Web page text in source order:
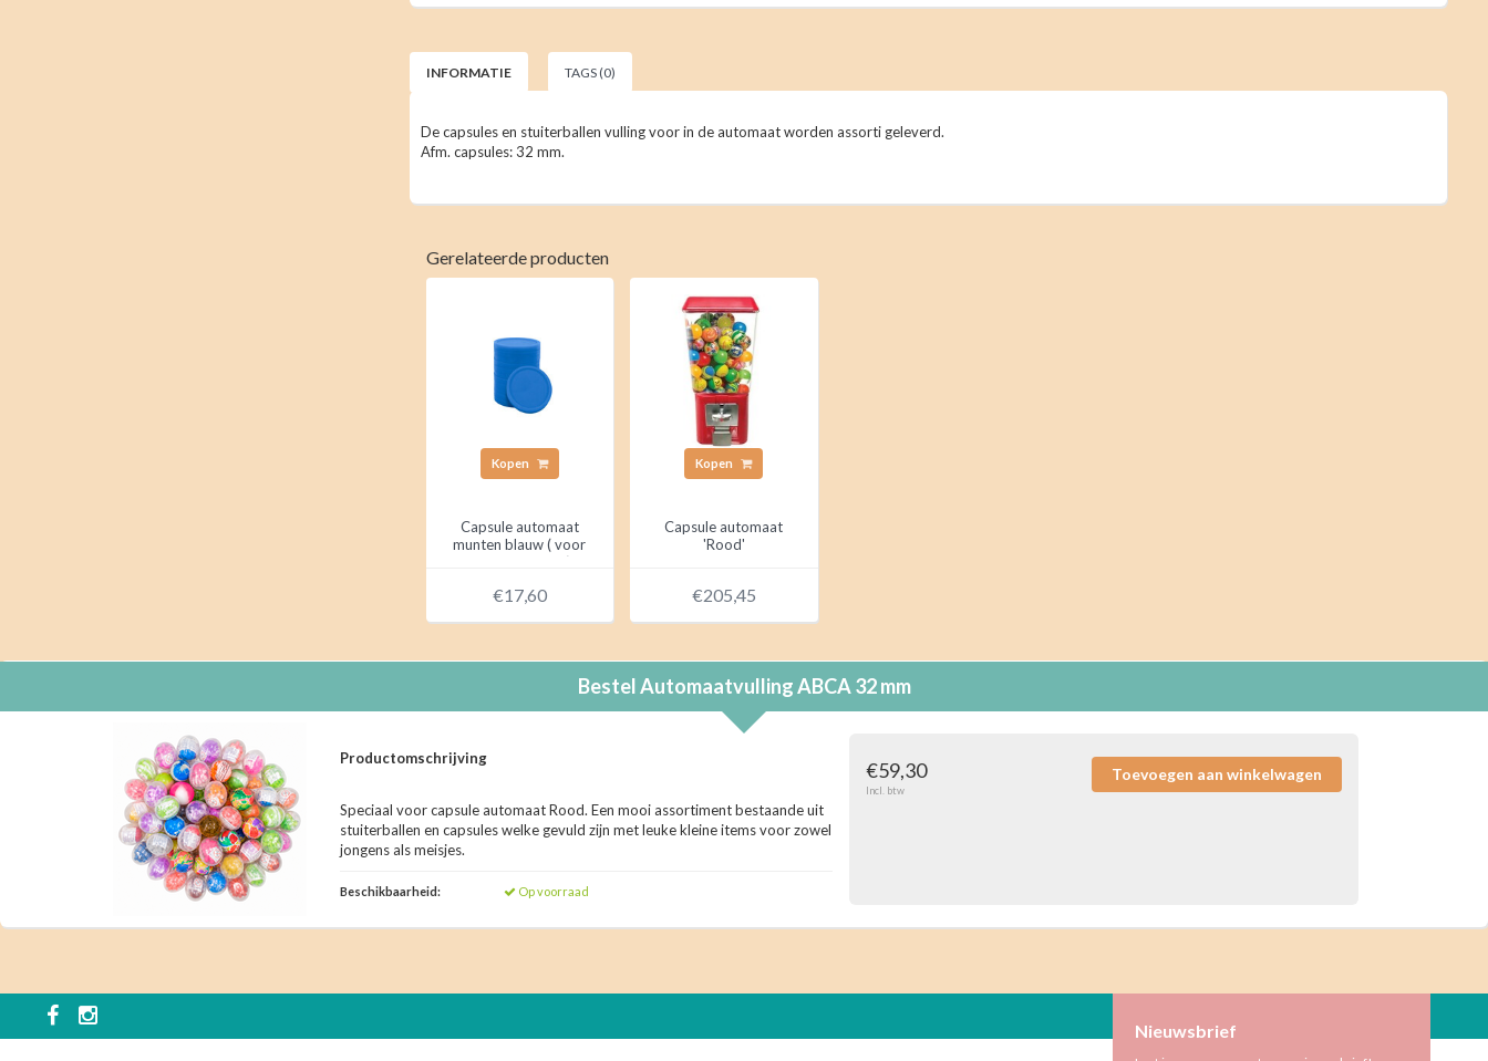
INFORMATIE TAGS (0)
De capsules en stuiterballen vulling voor in de automaat worden assorti geleverd.
Afm. capsules: 32 mm.
Gerelateerde producten
Kopen
Capsule automaat
munten blauw ( voor
automaat rood)
€17,60
Kopen
Capsule automaat
'Rood'
€205,45
BestelAutomaatvulling ABCA 32 mm
Productomschrijving
Speciaal voor capsule automaat Rood. Een mooi assortiment bestaande uit
stuiterballen en capsules welke gevuld zijn met leuke kleine items voor zowel
jongens als meisjes.
Beschikbaarheid: Op voorraad
€59,30
Incl. btw
Nieuwsbrief